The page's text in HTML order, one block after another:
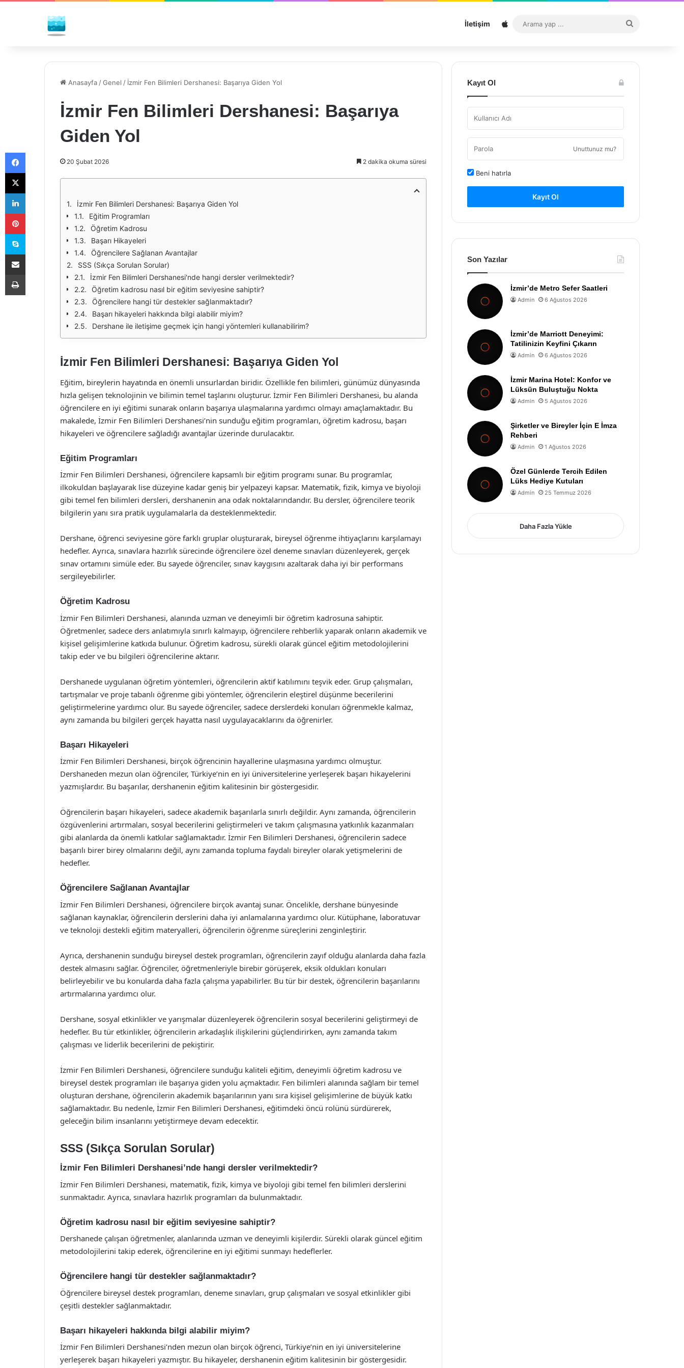
İletişim Sitemap
...
Anasayfa /Genel / İzmir Fen Bilimleri Dershanesi: Başarıya Giden Yol
İzmir Fen Bilimleri Dershanesi: Başarıya
Giden Yol
20 Şubat 2026 2 dakika okuma süresi
İzmir Fen Bilimleri Dershanesi: Başarıya Giden Yol
Eğitim Programları
Öğretim Kadrosu
Başarı Hikayeleri
Öğrencilere Sağlanan Avantajlar
SSS (Sıkça Sorulan Sorular)
İzmir Fen Bilimleri Dershanesi'nde hangi dersler verilmektedir?
Öğretim kadrosu nasıl bir eğitim seviyesine sahiptir?
Öğrencilere hangi tür destekler sağlanmaktadır?
Başarı hikayeleri hakkında bilgi alabilir miyim?
Dershane ile iletişime geçmek için hangi yöntemleri kullanabilirim?
İzmir Fen Bilimleri Dershanesi: Başarıya Giden Yol
Eğitim, bireylerin hayatında en önemli unsurlardan biridir. Özellikle fen bilimleri, günümüz dünyasında
hızla gelişen teknolojinin ve bilimin temel taşlarını oluşturur. İzmir Fen Bilimleri Dershanesi, bu alanda
öğrencilere en iyi eğitimi sunarak onların başarıya ulaşmalarına yardımcı olmayı amaçlamaktadır. Bu
makalede, İzmir Fen Bilimleri Dershanesi’nin sunduğu eğitim programları, öğretim kadrosu, başarı
hikayeleri ve öğrencilere sağladığı avantajlar üzerinde durulacaktır.
Eğitim Programları
İzmir Fen Bilimleri Dershanesi, öğrencilere kapsamlı bir eğitim programı sunar. Bu programlar,
ilkokuldan başlayarak lise düzeyine kadar geniş bir yelpazeyi kapsar. Matematik, fizik, kimya ve biyoloji
gibi temel fen bilimleri dersleri, dershanenin ana odak noktalarındandır. Bu dersler, öğrencilere teorik
bilgilerin yanı sıra pratik uygulamalarla da desteklenmektedir.
Dershane, öğrenci seviyesine göre farklı gruplar oluşturarak, bireysel öğrenme ihtiyaçlarını karşılamayı
hedefler. Ayrıca, sınavlara hazırlık sürecinde öğrencilere özel deneme sınavları düzenleyerek, gerçek
sınav ortamını simüle eder. Bu sayede öğrenciler, sınav kaygısını azaltarak daha iyi bir performans
sergileyebilirler.
Öğretim Kadrosu
İzmir Fen Bilimleri Dershanesi, alanında uzman ve deneyimli bir öğretim kadrosuna sahiptir.
Öğretmenler, sadece ders anlatımıyla sınırlı kalmayıp, öğrencilere rehberlik yaparak onların akademik ve
kişisel gelişimlerine katkıda bulunur. Öğretim kadrosu, sürekli olarak güncel eğitim metodolojilerini
takip eder ve bu bilgileri öğrencilerine aktarır.
Dershanede uygulanan öğretim yöntemleri, öğrencilerin aktif katılımını teşvik eder. Grup çalışmaları,
tartışmalar ve proje tabanlı öğrenme gibi yöntemler, öğrencilerin eleştirel düşünme becerilerini
geliştirmelerine yardımcı olur. Bu sayede öğrenciler, sadece derslerdeki konuları öğrenmekle kalmaz,
aynı zamanda bu bilgileri gerçek hayatta nasıl uygulayacaklarını da öğrenirler.
Başarı Hikayeleri
İzmir Fen Bilimleri Dershanesi, birçok öğrencinin hayallerine ulaşmasına yardımcı olmuştur.
Dershaneden mezun olan öğrenciler, Türkiye’nin en iyi üniversitelerine yerleşerek başarı hikayelerini
yazmışlardır. Bu başarılar, dershanenin eğitim kalitesinin bir göstergesidir.
Öğrencilerin başarı hikayeleri, sadece akademik başarılarla sınırlı değildir. Aynı zamanda, öğrencilerin
özgüvenlerini artırmaları, sosyal becerilerini geliştirmeleri ve takım çalışmasına yatkınlık kazanmaları
gibi alanlarda da önemli katkılar sağlamaktadır. İzmir Fen Bilimleri Dershanesi, öğrencilerin sadece
başarılı birer birey olmalarını değil, aynı zamanda topluma faydalı bireyler olarak yetişmelerini de
hedefler.
Öğrencilere Sağlanan Avantajlar
İzmir Fen Bilimleri Dershanesi, öğrencilere birçok avantaj sunar. Öncelikle, dershane bünyesinde
sağlanan kaynaklar, öğrencilerin derslerini daha iyi anlamalarına yardımcı olur. Kütüphane, laboratuvar
ve teknoloji destekli eğitim materyalleri, öğrencilerin öğrenme süreçlerini zenginleştirir.
Ayrıca, dershanenin sunduğu bireysel destek programları, öğrencilerin zayıf olduğu alanlarda daha fazla
destek almasını sağlar. Öğrenciler, öğretmenleriyle birebir görüşerek, eksik oldukları konuları
belirleyebilir ve bu konularda daha fazla çalışma yapabilirler. Bu tür bir destek, öğrencilerin başarılarını
artırmalarına yardımcı olur.
Dershane, sosyal etkinlikler ve yarışmalar düzenleyerek öğrencilerin sosyal becerilerini geliştirmeyi de
hedefler. Bu tür etkinlikler, öğrencilerin arkadaşlık ilişkilerini güçlendirirken, aynı zamanda takım
çalışması ve liderlik becerilerini de pekiştirir.
İzmir Fen Bilimleri Dershanesi, öğrencilere sunduğu kaliteli eğitim, deneyimli öğretim kadrosu ve
bireysel destek programları ile başarıya giden yolu açmaktadır. Fen bilimleri alanında sağlam bir temel
oluşturan dershane, öğrencilerin akademik başarılarının yanı sıra kişisel gelişimlerine de büyük katkı
sağlamaktadır. Bu nedenle, İzmir Fen Bilimleri Dershanesi, eğitimdeki öncü rolünü sürdürerek,
geleceğin bilim insanlarını yetiştirmeye devam edecektir.
SSS (Sıkça Sorulan Sorular)
İzmir Fen Bilimleri Dershanesi’nde hangi dersler verilmektedir?
İzmir Fen Bilimleri Dershanesi, matematik, fizik, kimya ve biyoloji gibi temel fen bilimleri derslerini
sunmaktadır. Ayrıca, sınavlara hazırlık programları da bulunmaktadır.
Öğretim kadrosu nasıl bir eğitim seviyesine sahiptir?
Dershanede çalışan öğretmenler, alanlarında uzman ve deneyimli kişilerdir. Sürekli olarak güncel eğitim
metodolojilerini takip ederek, öğrencilerine en iyi eğitimi sunmayı hedeflerler.
Öğrencilere hangi tür destekler sağlanmaktadır?
Öğrencilere bireysel destek programları, deneme sınavları, grup çalışmaları ve sosyal etkinlikler gibi
çeşitli destekler sağlanmaktadır.
Başarı hikayeleri hakkında bilgi alabilir miyim?
İzmir Fen Bilimleri Dershanesi’nden mezun olan birçok öğrenci, Türkiye’nin en iyi üniversitelerine
yerleşerek başarı hikayeleri yazmıştır. Bu hikayeler, dershanenin eğitim kalitesinin bir göstergesidir.
Kayıt Ol
Unuttunuz mu?
Beni hatırla
Kayıt Ol
Son Yazılar
İzmir’de Metro Sefer Saatleri
Admin 6 Ağustos 2026
İzmir’de Marriott Deneyimi:
Tatilinizin Keyfini Çıkarın
Admin 6 Ağustos 2026
İzmir Marina Hotel: Konfor ve
Lüksün Buluştuğu Nokta
Admin 5 Ağustos 2026
Şirketler ve Bireyler İçin E İmza
Rehberi
Admin 1 Ağustos 2026
Özel Günlerde Tercih Edilen
Lüks Hediye Kutuları
Admin 25 Temmuz 2026
Daha Fazla Yükle
Facebook
X
LinkedIn
Pinterest
Skype
E-Posta ile paylaş